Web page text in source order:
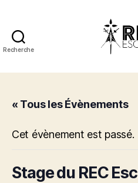
Recherche
« Tous les Évènements
Cet évènement est passé.
Stage du REC